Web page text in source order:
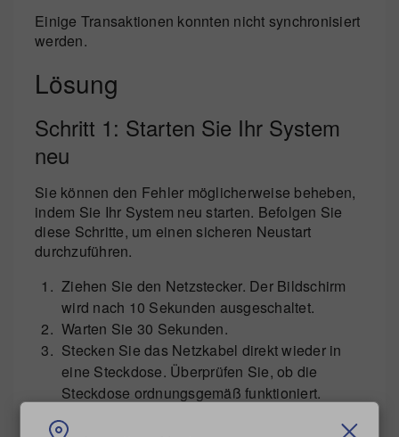
Einige Transaktionen konnten nicht synchronisiert
werden.
Lösung
Schritt 1: Starten Sie Ihr System
neu
Sie können den Fehler möglicherweise beheben,
indem Sie Ihr System neu starten. Befolgen Sie
diese Schritte, um einen sicheren Neustart
durchzuführen.
Ziehen Sie den Netzstecker. Der Bildschirm
wird nach 10 Sekunden ausgeschaltet.
Warten Sie 30 Sekunden.
Stecken Sie das Netzkabel direkt wieder in
eine Steckdose. Überprüfen Sie, ob die
Steckdose ordnungsgemäß funktioniert.